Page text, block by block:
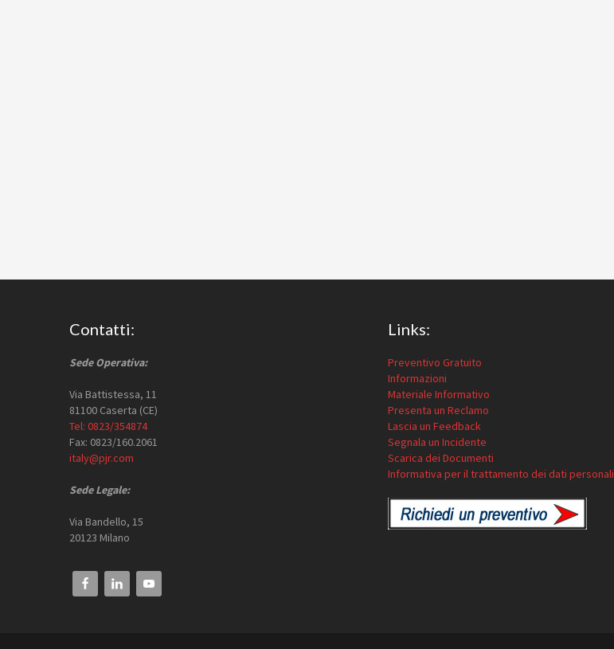
FooterContatti:
Sede Operativa:
Via Battistessa, 11
81100 Caserta (CE)
Tel: 0823/354874
Fax: 0823/160.2061
italy@pjr.com
Sede Legale:
Via Bandello, 15
20123 Milano
Links:
Preventivo Gratuito
Informazioni
Materiale Informativo
Presenta un Reclamo
Lascia un Feedback
Segnala un Incidente
Scarica dei Documenti
Informativa per il trattamento dei dati personali